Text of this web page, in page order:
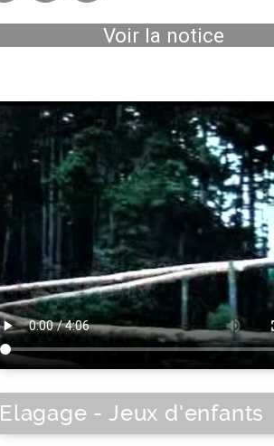
Voir la notice
Elagage - Jeux d'enfants